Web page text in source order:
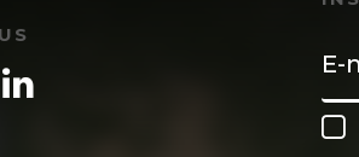
commentaires , rien à ajouter .